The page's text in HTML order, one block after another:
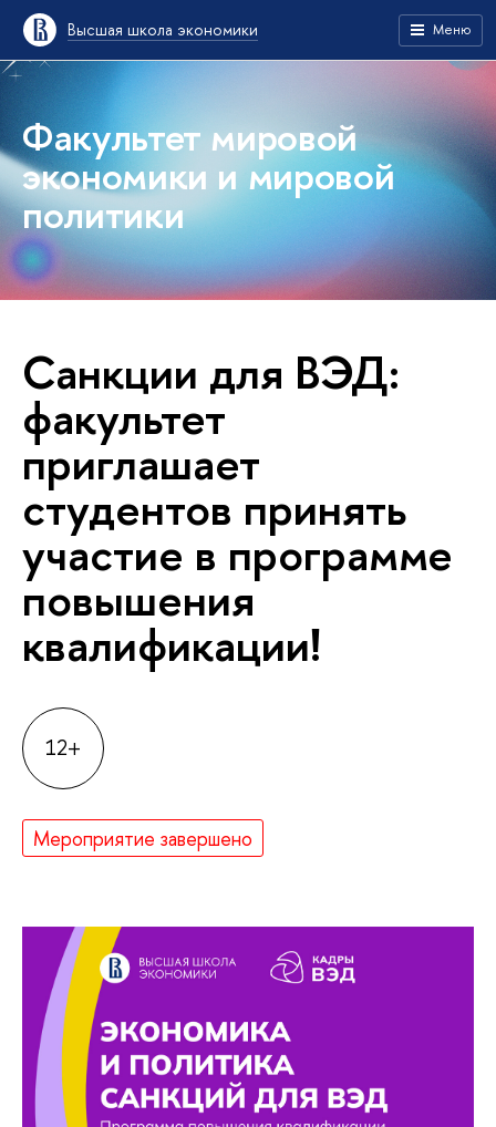
Высшая школа экономики Меню
Факультет мировой
экономики и мировой
политики
Санкции для ВЭД:
факультет
приглашает
студентов принять
участие в программе
повышения
квалификации!
12+
Мероприятие завершено